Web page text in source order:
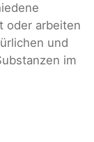
oder arbeiten
und
im